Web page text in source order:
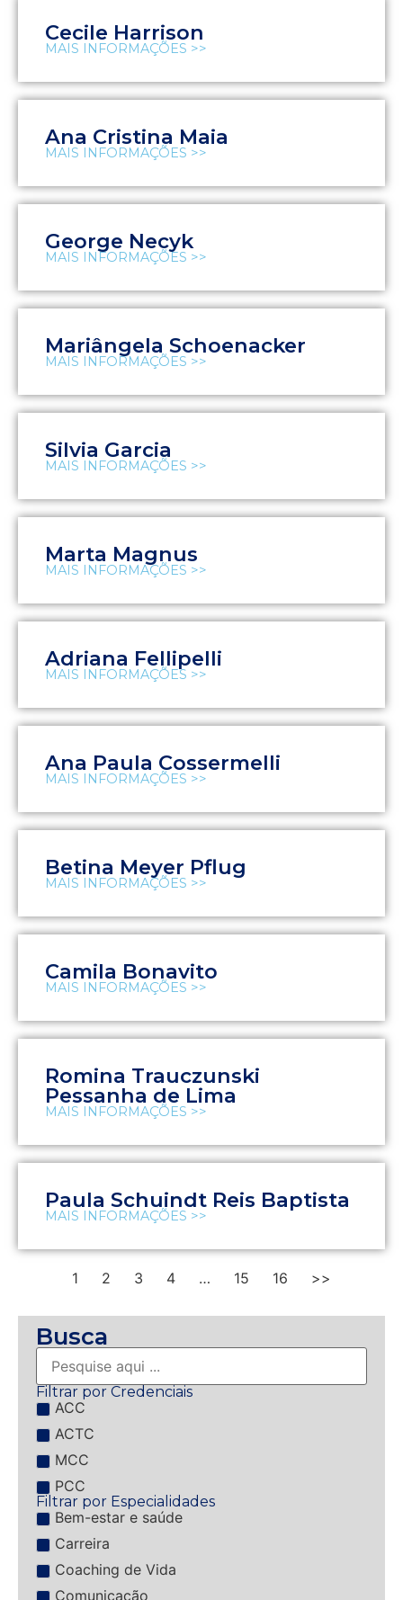
Cecile Harrison
MAIS INFORMAÇÕES >>
Ana Cristina Maia
MAIS INFORMAÇÕES >>
George Necyk
MAIS INFORMAÇÕES >>
Mariângela Schoenacker
MAIS INFORMAÇÕES >>
Silvia Garcia
MAIS INFORMAÇÕES >>
Marta Magnus
MAIS INFORMAÇÕES >>
Adriana Fellipelli
MAIS INFORMAÇÕES >>
Ana Paula Cossermelli
MAIS INFORMAÇÕES >>
Betina Meyer Pflug
MAIS INFORMAÇÕES >>
Camila Bonavito
MAIS INFORMAÇÕES >>
Romina Trauczunski
Pessanha de Lima
MAIS INFORMAÇÕES >>
Paula Schuindt Reis Baptista
MAIS INFORMAÇÕES >>
1 2 3 4 … 15 16 >>
Busca
Filtrar por Credenciais
ACC
ACTC
MCC
PCC
Filtrar por Especialidades
Bem-estar e saúde
Carreira
Coaching de Vida
Comunicação